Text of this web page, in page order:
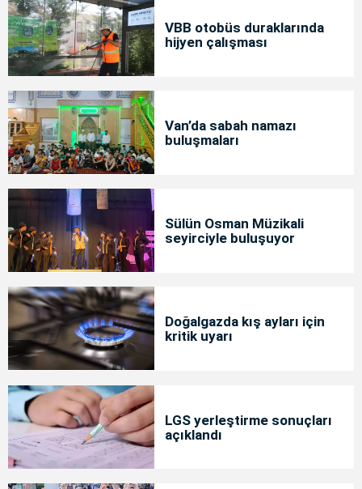
VBB otobüs duraklarında
hijyen çalışması
Van’da sabah namazı
buluşmaları
Sülün Osman Müzikali
seyirciyle buluşuyor
Doğalgazda kış ayları için
kritik uyarı
LGS yerleştirme sonuçları
açıklandı